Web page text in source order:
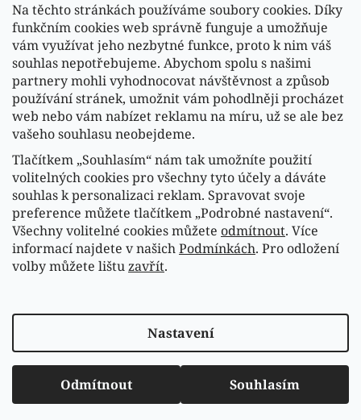
Na těchto stránkách používáme soubory cookies. Díky
funkčním cookies web správně funguje a umožňuje
vám využívat jeho nezbytné funkce, proto k nim váš
souhlas nepotřebujeme. Abychom spolu s našimi
partnery mohli vyhodnocovat návštěvnost a způsob
používání stránek, umožnit vám pohodlněji procházet
web nebo vám nabízet reklamu na míru, už se ale bez
vašeho souhlasu neobejdeme.
Tlačítkem „Souhlasím“ nám tak umožníte použití
volitelných cookies pro všechny tyto účely a dáváte
souhlas k personalizaci reklam. Spravovat svoje
preference můžete tlačítkem „Podrobné nastavení“.
Všechny volitelné cookies můžete odmítnout. Více
informací najdete v našichPodmínkách. Pro odložení
volby můžete lištuzavřít.
Nastavení
Odmítnout Souhlasím
Sledovat na Instagramu
Náš FACEBOOK
Vytvořil Shoptet
Copyright 2026Fasardi.cz. Všechna práva vyhrazena.
Upravit nastavení cookies